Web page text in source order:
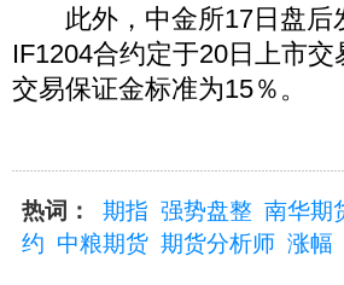
此外，中金所17日盘后
IF1204合约定于20日上市
交易保证金标准为15％。
热词： 期指 强势盘整 南华期
约 中粮期货 期货分析师 涨幅